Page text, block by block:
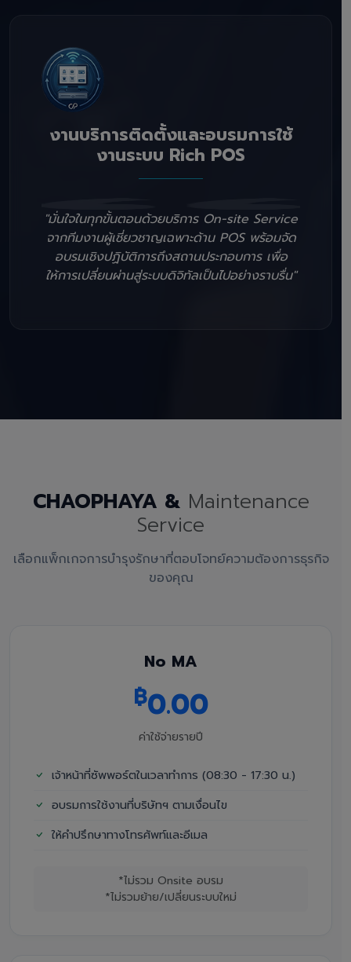
งานบริการติดตั้งและอบรมการใช้
งานระบบ Rich POS
"มั่นใจในทุกขั้นตอนด้วยบริการ On-site Service
จากทีมงานผู้เชี่ยวชาญเฉพาะด้าน POS พร้อมจัด
อบรมเชิงปฏิบัติการถึงสถานประกอบการ เพื่อ
ให้การเปลี่ยนผ่านสู่ระบบดิจิทัลเป็นไปอย่างราบรื่น"
CHAOPHAYA & Maintenance
Service
เลือกแพ็กเกจการบำรุงรักษาที่ตอบโจทย์ความต้องการธุรกิจ
ของคุณ
No MA
฿0.00
ค่าใช้จ่ายรายปี
เจ้าหน้าที่ซัพพอร์ตในเวลาทำการ (08:30 - 17:30 น.)
อบรมการใช้งานที่บริษัทฯ ตามเงื่อนไข
ให้คำปรึกษาทางโทรศัพท์และอีเมล
*ไม่รวม Onsite อบรม
*ไม่รวมย้าย/เปลี่ยนระบบใหม่